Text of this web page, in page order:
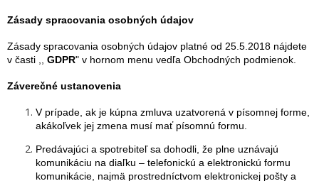
Zásady spracovania osobných údajov
Zásady spracovania osobných údajov platné od 25.5.2018 nájdete
v časti ,, GDPR" v hornom menu vedľa Obchodných podmienok.
Záverečné ustanovenia
V prípade, ak je kúpna zmluva uzatvorená v písomnej forme,
akákoľvek jej zmena musí mať písomnú formu.
Predávajúci a spotrebiteľ sa dohodli, že plne uznávajú
komunikáciu na diaľku – telefonickú a elektronickú formu
komunikácie, najmä prostredníctvom elektronickej pošty a